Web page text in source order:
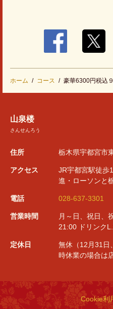
ホーム コース 豪華6300円税込
山泉楼
さんせんろう
住所 栃木県宇都宮市
アクセス
JR宇都宮駅徒歩
進・ローソンと
電話 028-637-3301
営業時間
月～日、祝日、
21:00 ドリンク
定休日
無休（12月31日
時休業の場合は
Cookie利